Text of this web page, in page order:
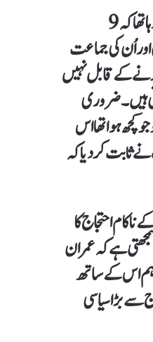
سیاسی تجزیہ کاروں کا کہنا ہے کہ 5 اگست 2025 سے پہلے پارٹی قیادت کی جانب سے یہ دعوی کیا جا رہا تھا کہ 9
اُن کی جماعت
کے قابل نہیں
ہیں۔ ضروری
ووٹر آپ کی سٹریٹ پاور بھی بنے اور 5 اگست کو یہ ثابت ہو گیا۔ 9 مئی 2023 کو جو کچھ ہوا تھا اس
فروری 2024 کو باہر نکلا اور پارٹی کو ووٹ بھی دیا لیکن 5 اگست نے ثابت کر دیا کہ
احتجاج کا
ہے کہ عمران
اس کے ساتھ
سے بڑا سیاسی